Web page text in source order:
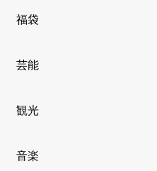
福袋
芸能
観光
音楽